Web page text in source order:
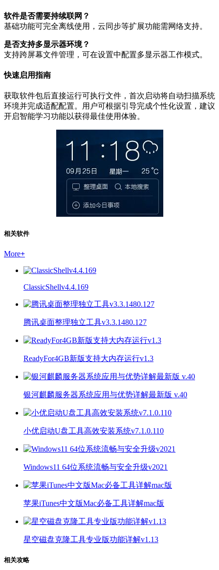
软件是否需要持续联网？
基础功能可完全离线使用，云同步等扩展功能需网络支持。
是否支持多显示器环境？
支持跨屏幕文件管理，可在设置中配置多显示器工作模式。
快速启用指南
获取软件包后直接运行可执行文件，首次启动将自动扫描系统
环境并完成适配配置。用户可根据引导完成个性化设置，建议
开启智能学习功能以获得最佳使用体验。
相关软件
More+
ClassicShellv4.4.169
腾讯桌面整理独立工具v3.3.1480.127
ReadyFor4GB新版支持大内存运行v1.3
银河麒麟服务器系统应用与优势详解最新版 v.40
小优启动U盘工具高效安装系统v7.1.0.110
Windows11 64位系统流畅与安全升级v2021
苹果iTunes中文版Mac必备工具详解mac版
星空磁盘克隆工具专业版功能详解v1.13
相关攻略